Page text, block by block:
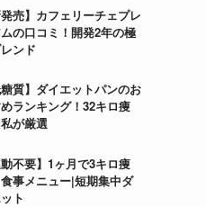
発売】カフェリーチェプレ
ムの口コミ！開発2年の極
レンド
糖質】ダイエットパンのお
ランキング！32キロ痩
が厳選
動不要】1ヶ月で3キロ痩
事メニュー|短期集中ダ
ト